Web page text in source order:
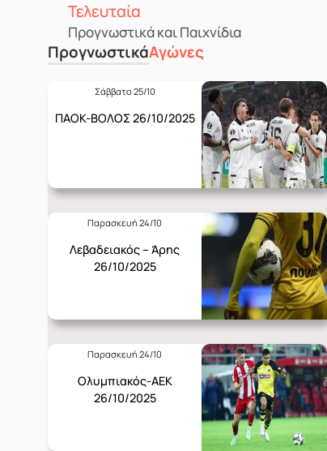
Τελευταία
Προγνωστικά και Παιχνίδια
ΠρογνωστικάΑγώνες
Σάββατο 25/10
ΠΑΟΚ-ΒΟΛΟΣ 26/10/2025
Παρασκευή 24/10
Λεβαδειακός – Άρης
26/10/2025
Παρασκευή 24/10
Ολυμπιακός-ΑΕΚ
26/10/2025